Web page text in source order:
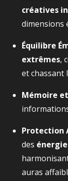
créatives
dimensions
Équilibre
extrêmes,
et chassant
Mémoire
Protection
des
auras